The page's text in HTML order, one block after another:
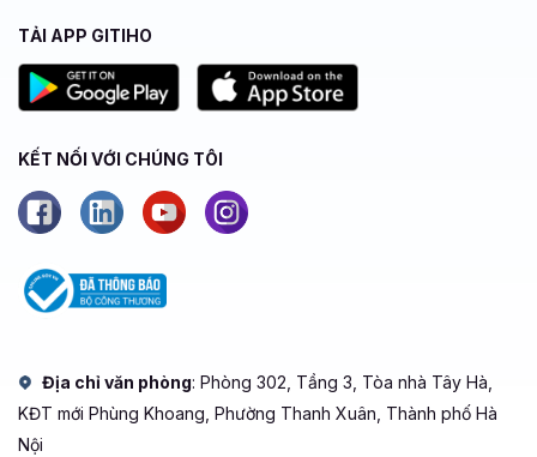
TẢI APP GITIHO
KẾT NỐI VỚI CHÚNG TÔI
Địa chỉ văn phòng: Phòng 302, Tầng 3, Tòa nhà Tây Hà,
KĐT mới Phùng Khoang, Phường Thanh Xuân, Thành phố Hà
Nội